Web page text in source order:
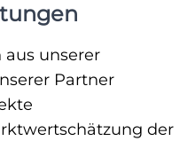
unserer
Partner
der